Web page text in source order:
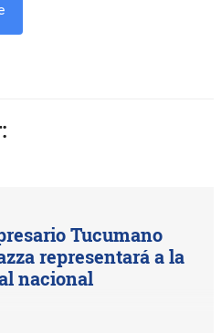
Tucumano
representará a la
nacional